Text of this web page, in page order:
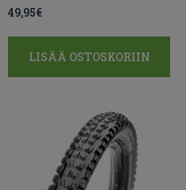
49,95€
LISÄÄ OSTOSKORIIN